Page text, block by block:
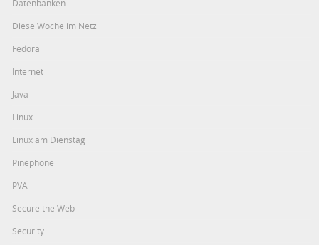
Datenbanken
Diese Woche im Netz
Fedora
Internet
Java
Linux
Linux am Dienstag
Pinephone
PVA
Secure the Web
Security